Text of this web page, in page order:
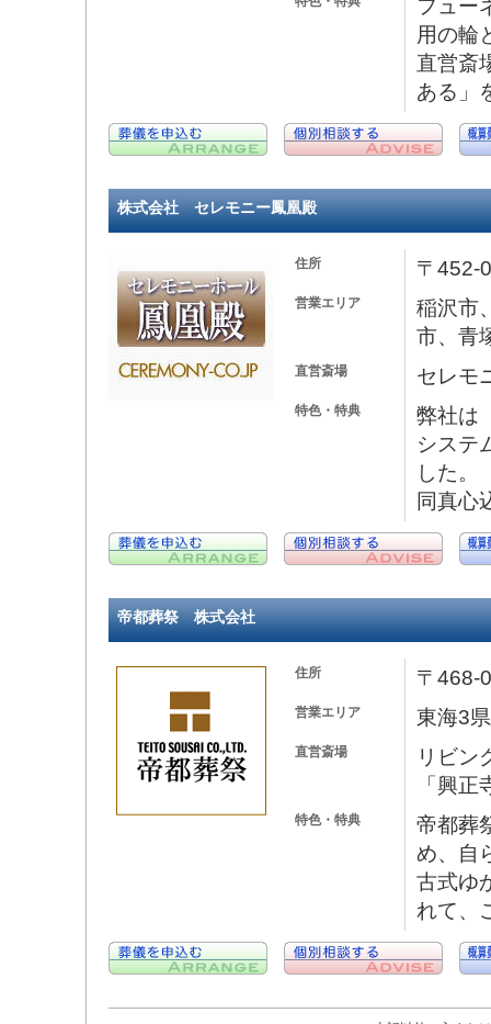
フュー
用の輪
直営斎
ある」
株式会社 セレモニー鳳凰殿
住所 〒452-
営業エリア
稲沢市
市、青
直営斎場 セレモ
特色・特典
弊社は
システ
した。
同真心
帝都葬祭 株式会社
住所 〒468-
営業エリア 東海3
直営斎場
リビン
「興
特色・特典
帝都葬
め、自
古式ゆ
れて、